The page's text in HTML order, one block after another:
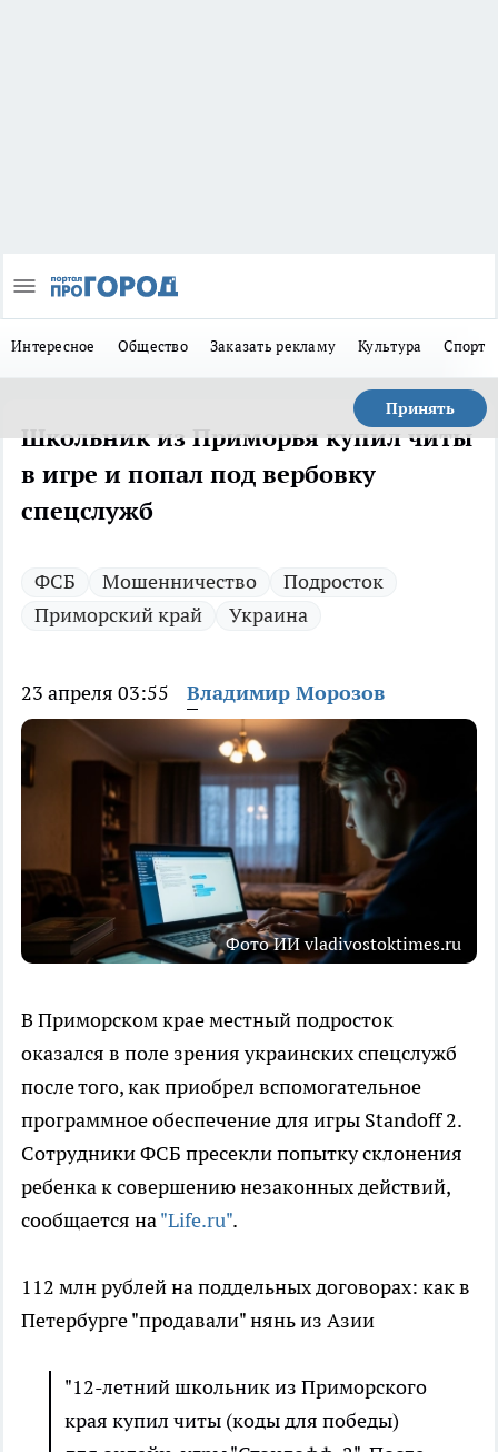
Интересное Общество Заказать рекламу Культура Спорт
Принять
Школьник из Приморья купил читы
в игре и попал под вербовку
спецслужб
ФСБ Мошенничество
Подросток
Приморский край
Украина
23 апреля 03:55 Владимир Морозов
Фото ИИ vladivostoktimes.ru
В Приморском крае местный подросток
оказался в поле зрения украинских спецслужб
после того, как приобрел вспомогательное
программное обеспечение для игры Standoff 2.
Сотрудники ФСБ пресекли попытку склонения
ребенка к совершению незаконных действий,
сообщается на"Life.ru".
112 млн рублей на поддельных договорах: как в
Петербурге "продавали" нянь из Азии
"12-летний школьник из Приморского
края купил читы (коды для победы)